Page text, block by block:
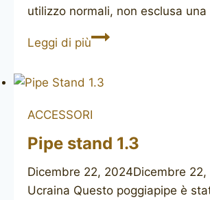
utilizzo normali, non esclusa
Leggi di piùGBD
two
pipe
ACCESSORI
Pipe stand 1.3
Dicembre 22, 2024Dicembre
Ucraina Questo poggiapipe è